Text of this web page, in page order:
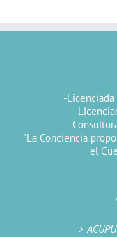
-
-
-
"La Conciencia
el